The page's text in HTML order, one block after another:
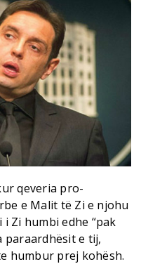
qeveria pro-
e Malit të Zi e njohu
Zi humbi edhe “pak
paraardhësit e tij,
humbur prej kohësh.